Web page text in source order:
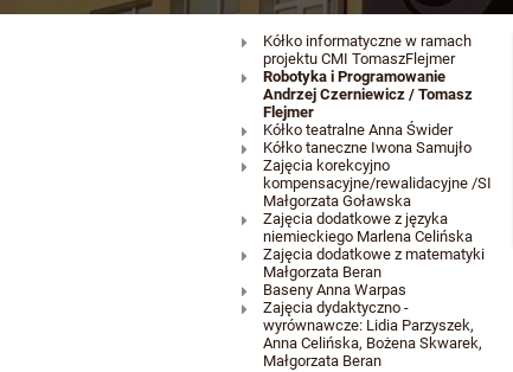
Zajęcia
pozalekcyjne
Kółko informatyczne w ramach
projektu CMI TomaszFlejmer
Robotyka i Programowanie
Andrzej Czerniewicz / Tomasz
Flejmer
Kółko teatralne Anna Świder
Kółko taneczne Iwona Samujło
Zajęcia korekcyjno
kompensacyjne/rewalidacyjne /SI
Małgorzata Goławska
Zajęcia dodatkowe z języka
niemieckiego Marlena Celińska
Zajęcia dodatkowe z matematyki
Małgorzata Beran
Baseny Anna Warpas
Zajęcia dydaktyczno -
wyrównawcze: Lidia Parzyszek,
Anna Celińska, Bożena Skwarek,
Małgorzata Beran